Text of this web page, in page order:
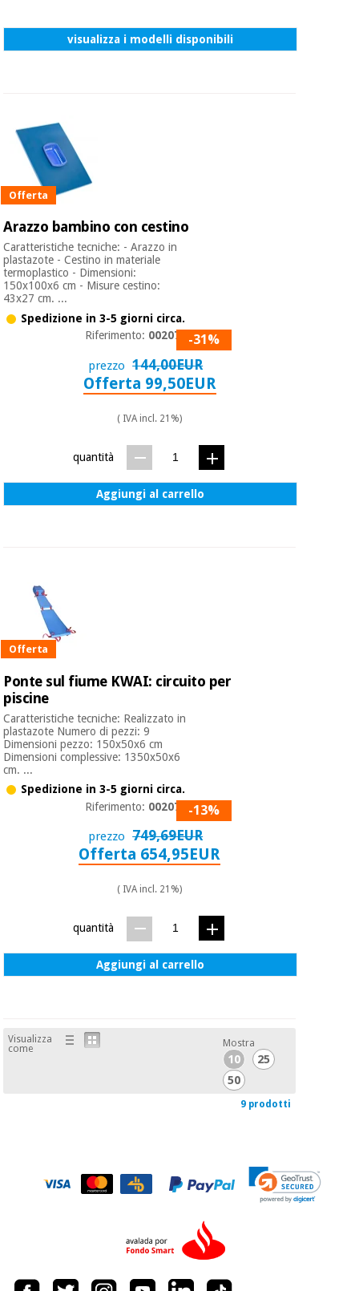
visualizza i modelli disponibili
Offerta
Arazzo bambino con cestino
Caratteristiche tecniche: - Arazzo in
plastazote - Cestino in materiale
termoplastico - Dimensioni:
150x100x6 cm - Misure cestino:
43x27 cm. ...
Spedizione in 3-5 giorni circa.
Riferimento: 0020760-31%
prezzo 144,00EUR
Offerta 99,50EUR
( IVA incl. 21%)
quantità
Aggiungi al carrello
Offerta
Ponte sul fiume KWAI: circuito per
piscine
Caratteristiche tecniche: Realizzato in
plastazote Numero di pezzi: 9
Dimensioni pezzo: 150x50x6 cm
Dimensioni complessive: 1350x50x6
cm. ...
Spedizione in 3-5 giorni circa.
Riferimento: 0020770-13%
prezzo 749,69EUR
Offerta 654,95EUR
( IVA incl. 21%)
quantità
Aggiungi al carrello
Visualizza
come
Mostra
10
25
50
9 prodotti